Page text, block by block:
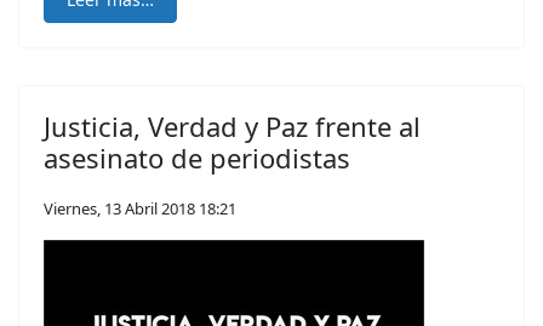
Justicia, Verdad y Paz frente al
asesinato de periodistas
Viernes, 13 Abril 2018 18:21